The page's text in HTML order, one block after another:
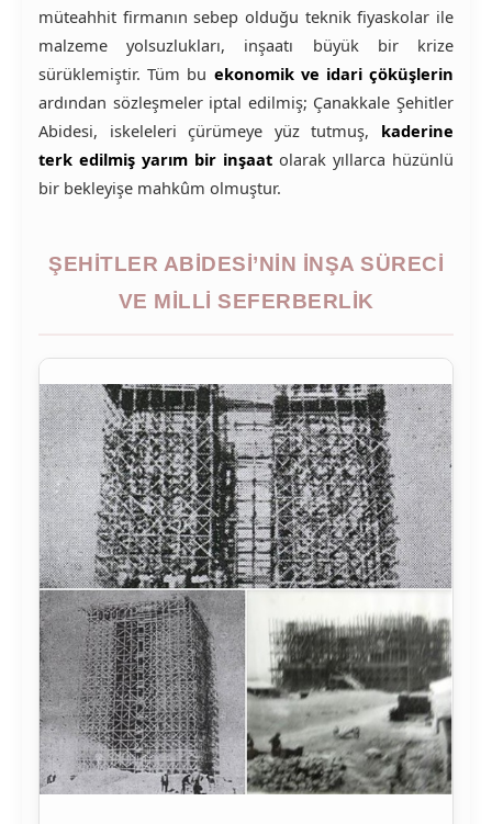
müteahhit firmanın sebep olduğu teknik fiyaskolar ile
malzeme yolsuzlukları, inşaatı büyük bir krize
sürüklemiştir. Tüm bu ekonomik ve idari çöküşlerin
ardından sözleşmeler iptal edilmiş; Çanakkale Şehitler
Abidesi, iskeleleri çürümeye yüz tutmuş, kaderine
terk edilmiş yarım bir inşaat olarak yıllarca hüzünlü
bir bekleyişe mahkûm olmuştur.
ŞEHITLER ABIDESI’NIN İNŞA SÜRECI
VE MILLI SEFERBERLIK